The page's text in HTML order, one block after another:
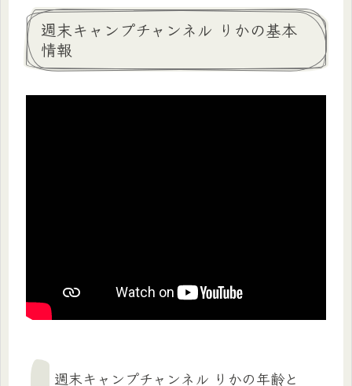
週末キャンプチャンネル りかの基本
情報
週末キャンプチャンネル りかの年齢と